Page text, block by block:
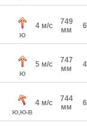
Ю
4 м/с
749
мм
Ю
5 м/с
747
мм
Ю,Ю-В
4 м/с
744
мм